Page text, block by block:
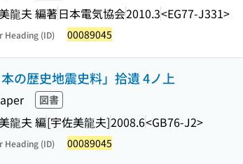
龍夫 編著日本電気協会2010.3<EG77-J331>
Heading (ID) 00089045
本の歴史地震史料」拾遺 4ノ上
図書
龍夫 編[宇佐美龍夫]2008.6<GB76-J2>
Heading (ID) 00089045